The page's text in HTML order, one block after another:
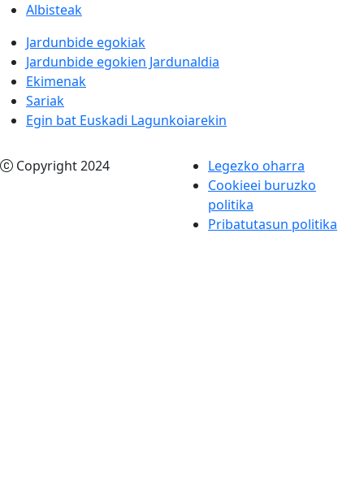
Albisteak
Jardunbide egokiak
Jardunbide egokien Jardunaldia
Ekimenak
Sariak
Egin bat Euskadi Lagunkoiarekin
Copyright 2024
Legezko oharra
Cookieei buruzko
politika
Pribatutasun politika